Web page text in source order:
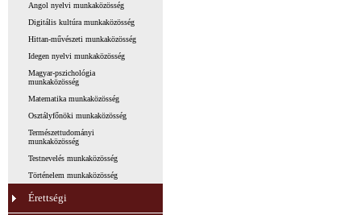
Angol nyelvi munkaközösség
Digitális kultúra munkaközösség
Hittan-művészeti munkaközösség
Idegen nyelvi munkaközösség
Magyar-pszichológia
munkaközösség
Matematika munkaközösség
Osztályfőnöki munkaközösség
Természettudományi
munkaközösség
Testnevelés munkaközösség
Történelem munkaközösség
Érettségi